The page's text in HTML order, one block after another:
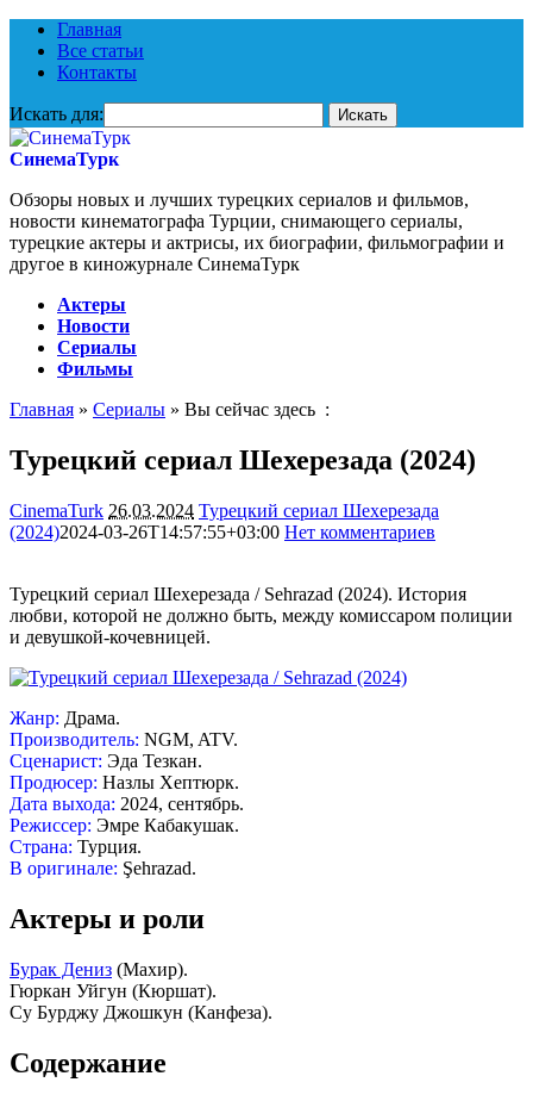
Главная
Все статьи
Контакты
Искать для:
СинемаТурк
Обзоры новых и лучших турецких сериалов и фильмов,
новости кинематографа Турции, снимающего сериалы,
турецкие актеры и актрисы, их биографии, фильмографии и
другое в киножурнале СинемаТурк
Актеры
Новости
Сериалы
Фильмы
Главная » Сериалы » Вы сейчас здесь :
Турецкий сериал Шехерезада (2024)
CinemaTurk 26.03.2024 Турецкий сериал Шехерезада
(2024)2024-03-26T14:57:55+03:00 Нет комментариев
Турецкий сериал Шехерезада / Sehrazad (2024). История
любви, которой не должно быть, между комиссаром полиции
и девушкой-кочевницей.
Жанр: Драма.
Производитель: NGM, ATV.
Сценарист: Эда Тезкан.
Продюсер: Назлы Хептюрк.
Дата выхода: 2024, сентябрь.
Режиссер: Эмре Кабакушак.
Страна: Турция.
В оригинале: Şehrazad.
Актеры и роли
Бурак Дениз (Махир).
Гюркан Уйгун (Кюршат).
Су Бурджу Джошкун (Канфеза).
Содержание